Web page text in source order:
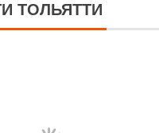
ТОЛЬЯТТИ